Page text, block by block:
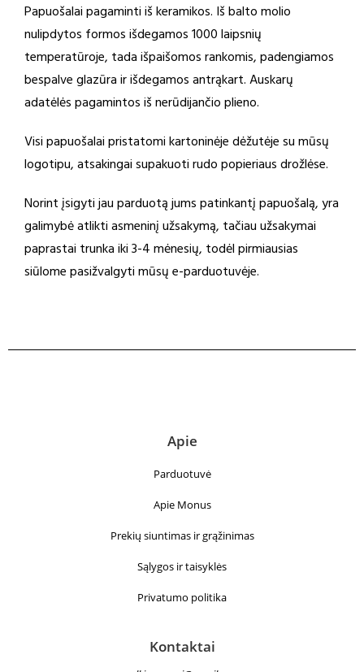
Papuošalai pagaminti iš keramikos. Iš balto molio
nulipdytos formos išdegamos 1000 laipsnių
temperatūroje, tada išpaišomos rankomis, padengiamos
bespalve glazūra ir išdegamos antrąkart. Auskarų
adatėlės pagamintos iš nerūdijančio plieno.
Visi papuošalai pristatomi kartoninėje dėžutėje su mūsų
logotipu, atsakingai supakuoti rudo popieriaus drožlėse.
Norint įsigyti jau parduotą jums patinkantį papuošalą, yra
galimybė atlikti asmeninį užsakymą, tačiau užsakymai
paprastai trunka iki 3-4 mėnesių, todėl pirmiausias
siūlome pasižvalgyti mūsų e-parduotuvėje.
Apie
Parduotuvė
Apie Monus
Prekių siuntimas ir grąžinimas
Sąlygos ir taisyklės
Privatumo politika
Kontaktai